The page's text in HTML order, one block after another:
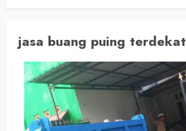
jasa buang puing terdekat